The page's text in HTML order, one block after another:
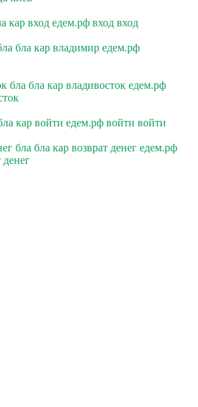
кар вход едем.рф вход вход
бла кар владимир едем.рф
бла бла кар владивосток едем.рф
кар войти едем.рф войти войти
бла бла кар возврат денег едем.рф
денег